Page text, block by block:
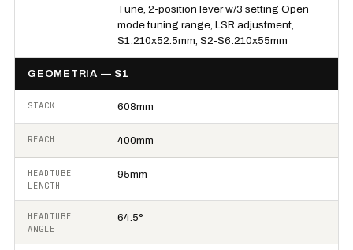
Tune, 2-position lever w/3 setting Open
mode tuning range, LSR adjustment,
S1:210x52.5mm, S2-S6:210x55mm
GEOMETRIA — S1
STACK 608mm
REACH 400mm
HEADTUBE
LENGTH
95mm
HEADTUBE
ANGLE
64.5°